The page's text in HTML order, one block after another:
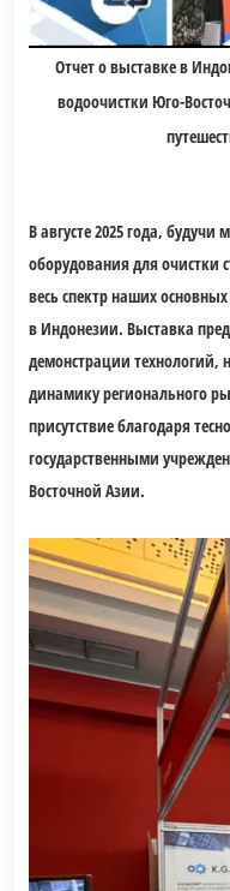
Отчет о выставке в
водоочистки Юго-
В августе 2025 года,
оборудования для очистки
весь спектр наших
в Индонезии. Выставка
демонстрации технологий,
динамику регионального
присутствие благодаря
государственными
Восточной Азии.